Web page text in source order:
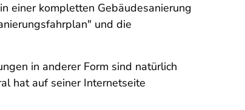
einer kompletten Gebäudesanierung
und die
in anderer Form sind natürlich
hat auf seiner Internetseite